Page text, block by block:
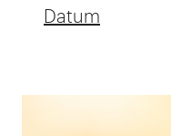
Datum